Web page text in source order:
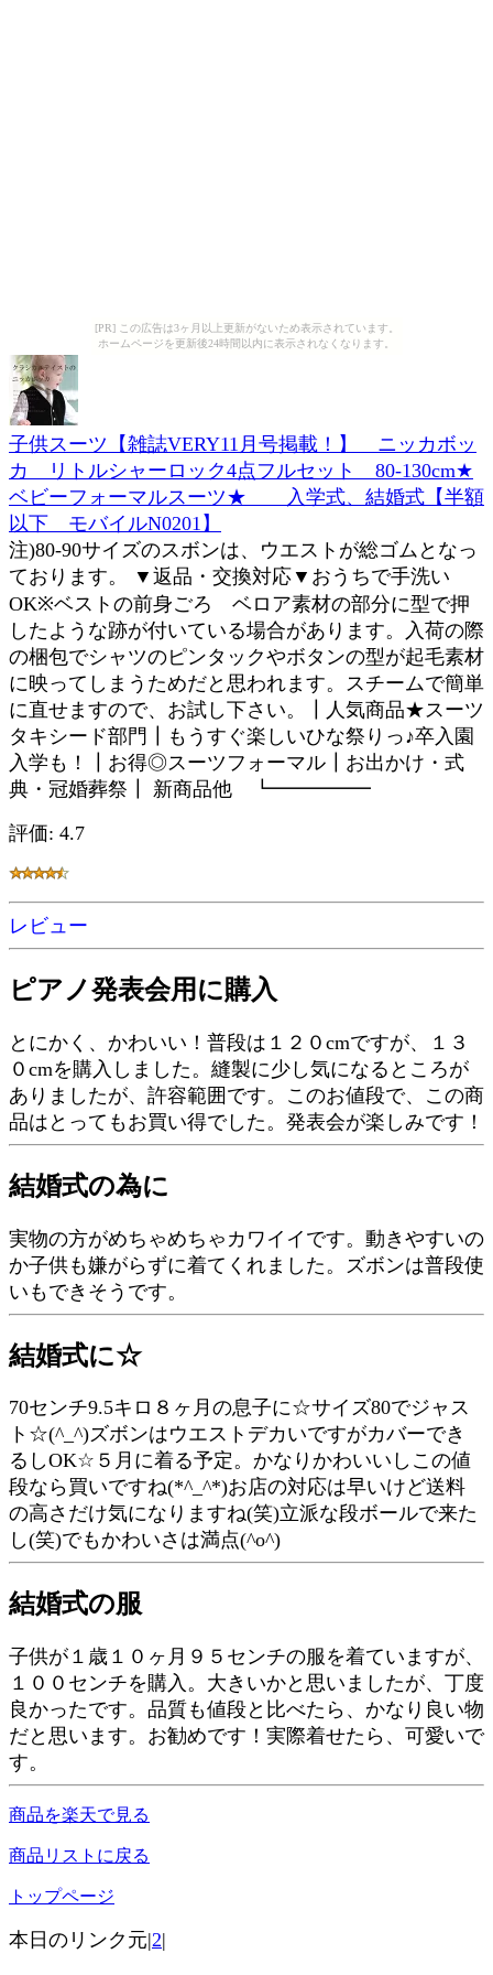
[PR] この広告は3ヶ月以上更新がないため表示されています。
ホームページを更新後24時間以内に表示されなくなります。
子供スーツ【雑誌VERY11月号掲載！】 ニッカボッ
カ リトルシャーロック4点フルセット 80-130cm★
ベビーフォーマルスーツ★ 入学式、結婚式【半額
以下 モバイルN0201】
注)80-90サイズのスボンは、ウエストが総ゴムとなっ
ております。 ▼返品・交換対応▼おうちで手洗い
OK※ベストの前身ごろ ベロア素材の部分に型で押
したような跡が付いている場合があります。入荷の際
の梱包でシャツのピンタックやボタンの型が起毛素材
に映ってしまうためだと思われます。スチームで簡単
に直せますので、お試し下さい。┃人気商品★スーツ
タキシード部門┃もうすぐ楽しいひな祭りっ♪卒入園
入学も！┃お得◎スーツフォーマル┃お出かけ・式
典・冠婚葬祭┃ 新商品他 ┗━━━━━
評価: 4.7
レビュー
ピアノ発表会用に購入
とにかく、かわいい！普段は１２０cmですが、１３
０cmを購入しました。縫製に少し気になるところが
ありましたが、許容範囲です。このお値段で、この商
品はとってもお買い得でした。発表会が楽しみです！
結婚式の為に
実物の方がめちゃめちゃカワイイです。動きやすいの
か子供も嫌がらずに着てくれました。ズボンは普段使
いもできそうです。
結婚式に☆
70センチ9.5キロ８ヶ月の息子に☆サイズ80でジャス
ト☆(^_^)ズボンはウエストデカいですがカバーでき
るしOK☆５月に着る予定。かなりかわいいしこの値
段なら買いですね(*^_^*)お店の対応は早いけど送料
の高さだけ気になりますね(笑)立派な段ボールで来た
し(笑)でもかわいさは満点(^o^)
結婚式の服
子供が１歳１０ヶ月９５センチの服を着ていますが、
１００センチを購入。大きいかと思いましたが、丁度
良かったです。品質も値段と比べたら、かなり良い物
だと思います。お勧めです！実際着せたら、可愛いで
す。
商品を楽天で見る
商品リストに戻る
トップページ
本日のリンク元|2|